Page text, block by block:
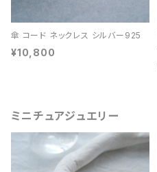
傘 コード ネックレス シルバー925
¥10,800
ミニチュアジュエリー